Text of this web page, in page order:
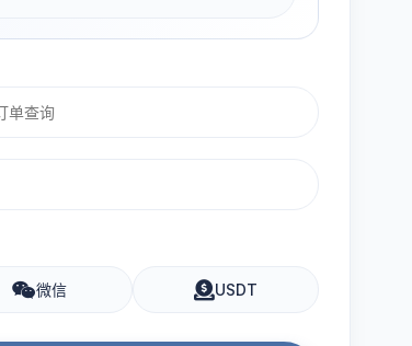
微信 USDT